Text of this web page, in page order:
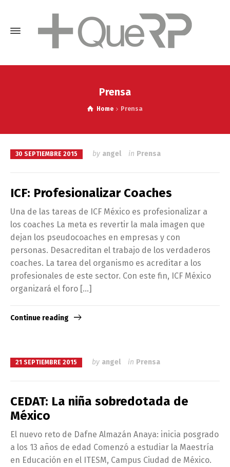
Prensa
Home Prensa
30 SEPTIEMBRE 2015 by angel in Prensa
ICF: Profesionalizar Coaches
Una de las tareas de ICF México es profesionalizar a
los coaches La meta es revertir la mala imagen que
dejan los pseudocoaches en empresas y con
personas. Desacreditan el trabajo de los verdaderos
coaches. La tarea del organismo es acreditar a los
profesionales de este sector. Con este fin, ICF México
organizará el foro […]
Continue reading
21 SEPTIEMBRE 2015 by angel in Prensa
CEDAT: La niña sobredotada de
México
El nuevo reto de Dafne Almazán Anaya: inicia posgrado
a los 13 años de edad Comenzó a estudiar la Maestría
en Educación en el ITESM, Campus Ciudad de México.